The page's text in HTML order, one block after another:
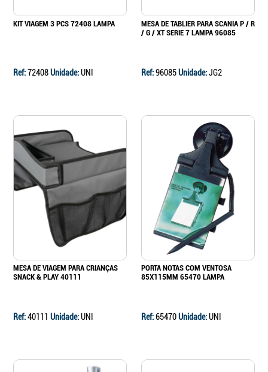
KIT VIAGEM 3 PCS 72408 LAMPA
Ref:72408Unidade:UNI
MESA DE TABLIER PARA SCANIA P / R
/ G / XT SERIE 7 LAMPA 96085
Ref:96085Unidade:JG2
MESA DE VIAGEM PARA CRIANÇAS
SNACK & PLAY 40111
Ref:40111 Unidade:UNI
PORTA NOTAS COM VENTOSA
85X115MM 65470 LAMPA
Ref:65470Unidade:UNI